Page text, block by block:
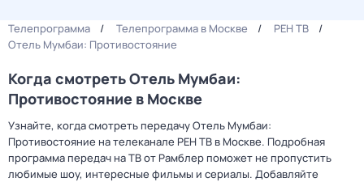
Телепрограмма Телепрограмма в Москве
РЕН ТВ
Отель Мумбаи: Противостояние
Когда смотреть Отель Мумбаи:
Противостояние в Москве
Узнайте, когда смотреть передачу Отель Мумбаи:
Противостояние на телеканале РЕН ТВ в Москве. Подробная
программа передач на ТВ от Рамблер поможет не пропустить
любимые шоу, интересные фильмы и сериалы. Добавляйте